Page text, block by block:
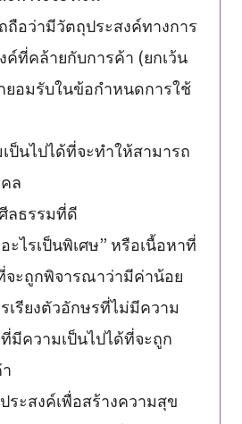
ถือว่ามีวัตถุประสงค์ทางการ
ที่คล้ายกับการค้า (ยกเว้น
ยอมรับในข้อกำหนดการใช้
ป็นไปได้ที่จะทำให้สามารถ
ล
ลธรรมที่ดี
ะไรเป็นพิเศษ” หรือเนื้อหาที่
จะถูกพิจารณาว่ามีค่าน้อย
เรียงตัวอักษรที่ไม่มีความ
มีความเป็นไปได้ที่จะถูก
ะสงค์เพื่อสร้างความสุข